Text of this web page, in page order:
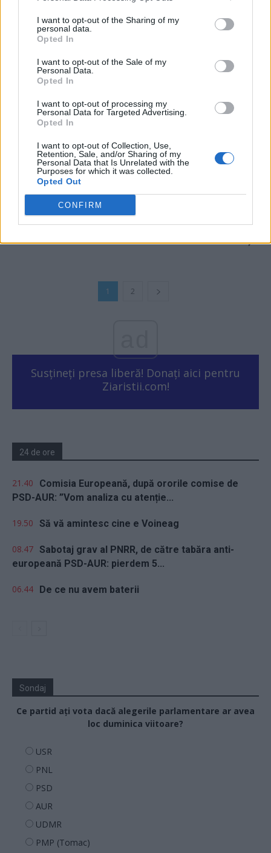
I want to opt-out of the Sharing of my
personal data.
Opted In
I want to opt-out of the Sale of my
Personal Data.
Opted In
I want to opt-out of processing my
Personal Data for Targeted Advertising.
Opted In
I want to opt-out of Collection, Use,
Retention, Sale, and/or Sharing of my
Personal Data that Is Unrelated with the
Purposes for which it was collected.
Opted Out
CONFIRM
Cupa Mondială a început spectaculos:
deschidere cu 3 eliminări, victorie asiatică...
Grigore Cartianu
Start în Campionatul Mondial de fotbal!
Programul complet al competiției-gigant
1 2
Susțineți presa liberă! Donați aici pentru
Ziaristii.com!
24 de ore
21.40
Comisia Europeană, după ororile comise de
PSD-AUR: ”Vom analiza cu atenție...
19.50 Să vă amintesc cine e Voineag
08.47 Sabotaj grav al PNRR, de către tabăra anti-
europeană PSD-AUR: pierdem 5...
06.44 De ce nu avem baterii
Sondaj
Ce partid ați vota dacă alegerile parlamentare ar avea
loc duminica viitoare?
USR
PNL
PSD
AUR
UDMR
PMP (Tomac)